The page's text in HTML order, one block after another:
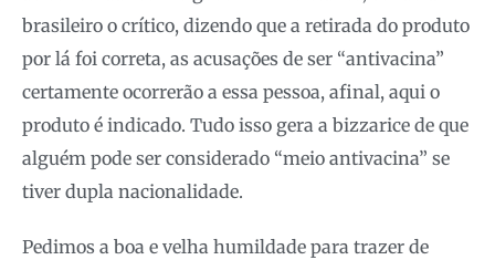
brasileiro o crítico, dizendo que a retirada do produto
por lá foi correta, as acusações de ser “antivacina”
certamente ocorrerão a essa pessoa, afinal, aqui o
produto é indicado. Tudo isso gera a bizzarice de que
alguém pode ser considerado “meio antivacina” se
tiver dupla nacionalidade.
Pedimos a boa e velha humildade para trazer de